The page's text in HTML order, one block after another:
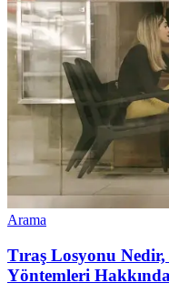
Arama
Tıraş Losyonu
Yöntemleri